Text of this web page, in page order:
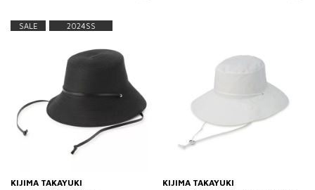
SALE 2024SS
KIJIMA TAKAYUKI KIJIMA TAKAYUKI